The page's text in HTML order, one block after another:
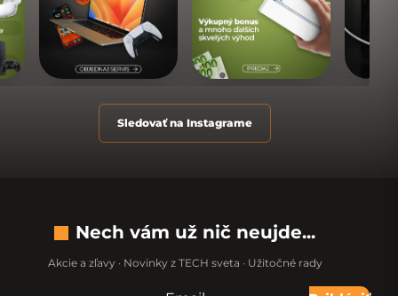
Sledovať na Instagrame
Nech vám už nič neujde...
Akcie a zľavy · Novinky z TECH sveta · Užitočné rady